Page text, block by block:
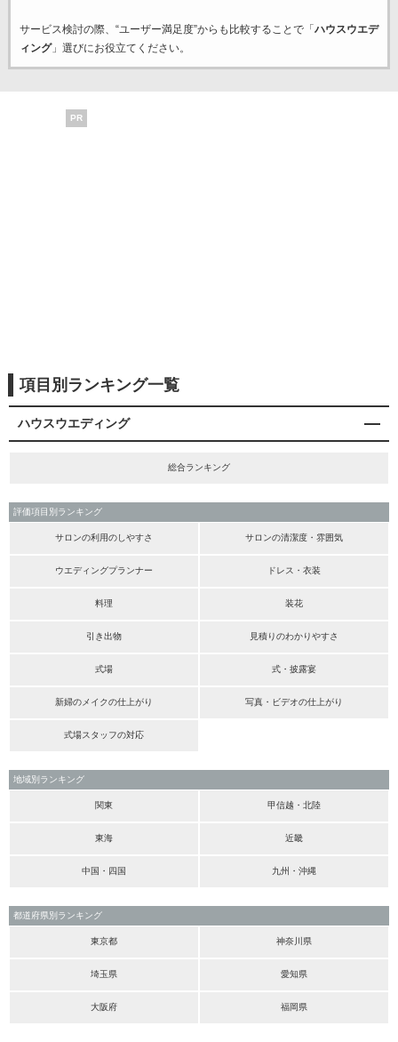
サービス検討の際、“ユーザー満足度”からも比較することで「 ハウスウエデ
ィング」選びにお役立てください。
PR
項目別ランキング一覧
ハウスウエディング
総合ランキング
評価項目別ランキング
サロンの利用のしやすさ サロンの清潔度・雰囲気
ウエディングプランナー ドレス・衣装
料理 装花
引き出物 見積りのわかりやすさ
式場 式・披露宴
新婦のメイクの仕上がり 写真・ビデオの仕上がり
式場スタッフの対応
地域別ランキング
関東 甲信越・北陸
東海 近畿
中国・四国 九州・沖縄
都道府県別ランキング
東京都 神奈川県
埼玉県 愛知県
大阪府 福岡県